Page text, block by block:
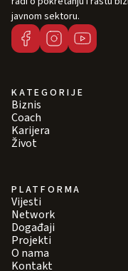
javnom sektoru.
KATEGORIJE
Biznis
Coach
Karijera
Život
PLATFORMA
Vijesti
Network
Događaji
Projekti
O nama
Kontakt